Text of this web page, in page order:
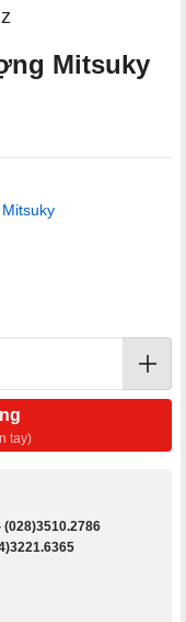
Mitsuky
tay)
(028)3510.2786